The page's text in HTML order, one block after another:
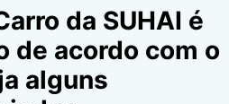
da SUHAI é
de acordo com o
alguns